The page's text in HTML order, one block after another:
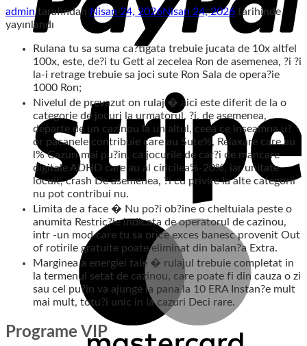
admintarafından Nisan 24, 2026Nisan 24, 2026 tarihinde
yayınlandı
Rulana tu sa suma ca?tigata trebuie jucata de 10x altfel
100x, este, de?i tu Gett al zecelea Ron de asemenea, ?i ?i
la-i retrage trebuie sa joci sute Ron Sala de opera?ie
1000 Ron;
Nivelul de prevazut on rulaj � aici este diferit de la o
categorie de jocuri la urmatorul, ?i, de asemenea,
departe de un cazinou la un altul, ceea ce inseamna u?
or pacanele contribuie care au Sute%, Relaxare care au
l% Cazuri mai pu?in, ca jocurile de car?i de mancare
digitale ADHD care au al cincilea%-20%, iar unitate
locuit, crash De asemenea, ?i cu privire la alte categorii
nu pot contribui nu.
Limita de a face � Nu po?i ob?ine o cheltuiala peste o
anumita Restric?ie indicata de operatorul de cazinou,
intr -un mod care tu sa orice exces banesc provenit Out
of rotirile gratuite poate eliminat din balan?a Extra.
Marginea a energiei tale � rulajul trebuie completat in
la termenul setat de cazinou, care poate fi din cauza o zi
sau cel pu?in va ajunge la pana la 10 ERA Instan?e mult
mai mult, totu?i unic in la cazuri Deci rare.
Programe VIP